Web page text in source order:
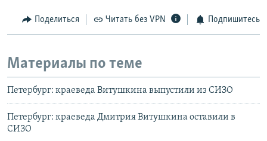
Поделиться Читать без VPN Подпишитесь
Материалы по теме
Петербург: краеведа Витушкина выпустили из СИЗО
Петербург: краеведа Дмитрия Витушкина оставили в
СИЗО